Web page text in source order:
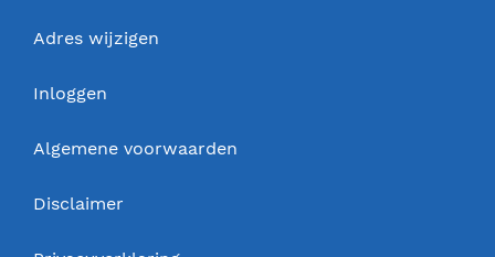
Adres wijzigen
Inloggen
Algemene voorwaarden
Disclaimer